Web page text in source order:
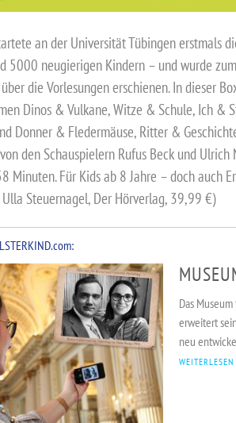
an der Universität Tübingen erstmals
5000 neugierigen Kindern – und wurde
die Vorlesungen erschienen. In dieser
Dinos & Vulkane, Witze & Schule, Ich &
Donner & Fledermäuse, Ritter &
den Schauspielern Rufus Beck und
Minuten. Für Kids ab 8 Jahre – doch auch
Ulla Steuernagel, Der Hörverlag, 39,99 €)
Das
erweitert
neu
WEITERLESEN